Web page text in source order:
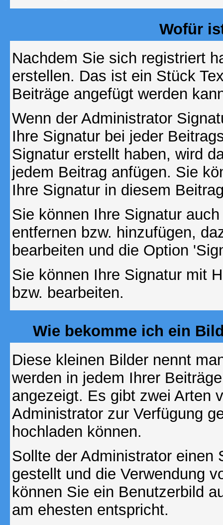
Wofür
Nachdem Sie sich registriert
erstellen. Das ist ein Stück
Beiträge angefügt werden
Wenn der Administrator
Ihre Signatur bei jeder
Signatur erstellt haben, wird
jedem Beitrag anfügen. Sie
Ihre Signatur in diesem
Sie können Ihre Signatur
entfernen bzw. hinzufügen,
bearbeiten und die Option
Sie können Ihre Signatur mit
bzw. bearbeiten.
Wie bekomme ich ein
Diese kleinen Bilder nennt
werden in jedem Ihrer
angezeigt. Es gibt zwei Arten
Administrator zur Verfügung
hochladen können.
Sollte der Administrator einen
gestellt und die Verwendung
können Sie ein Benutzerbild
am ehesten entspricht.